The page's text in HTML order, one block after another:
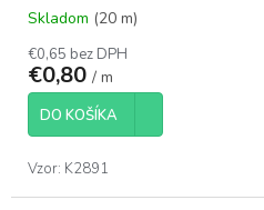
Skladom (20 m)
€0,65 bez DPH
€0,80 / m
DO KOŠÍKA
Vzor: K2891